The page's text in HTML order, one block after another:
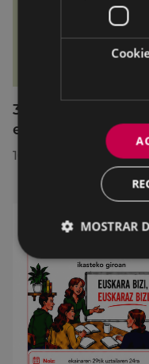
36 jóvenes de
en el curso de
10/07/2026
MOSTRAR